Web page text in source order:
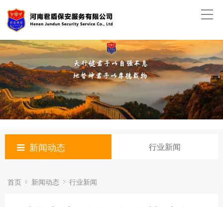
新闻动态 行业新闻
首页 新闻动态 行业新闻